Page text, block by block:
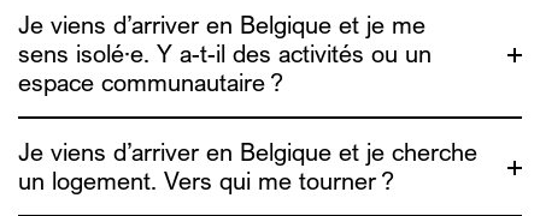
Travail du sexe en privé ou via webcam
conseils et outils de réduction des risques sur le
siteinfo4escorts.be. Une vidéo est aussi disponible pour
Travail du sexe en rue : Alias est en rue et dans les lieux
de consommation sexuelle les vendredi et samedi
soir/nuit, c’est un moment où on peut échanger des
Je viens d’arriver en Belgique et je me
sens isolé·e. Y a-t-il des activités ou un
espace communautaire ?
Je viens d’arriver en Belgique et je cherche
un logement. Vers qui me tourner ?